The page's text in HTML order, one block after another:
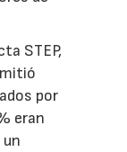
STEP,
por
eran